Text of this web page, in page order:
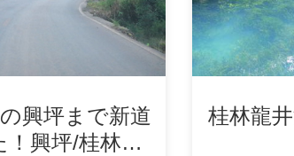
興坪まで新道
興坪/桂林間
桂林龍